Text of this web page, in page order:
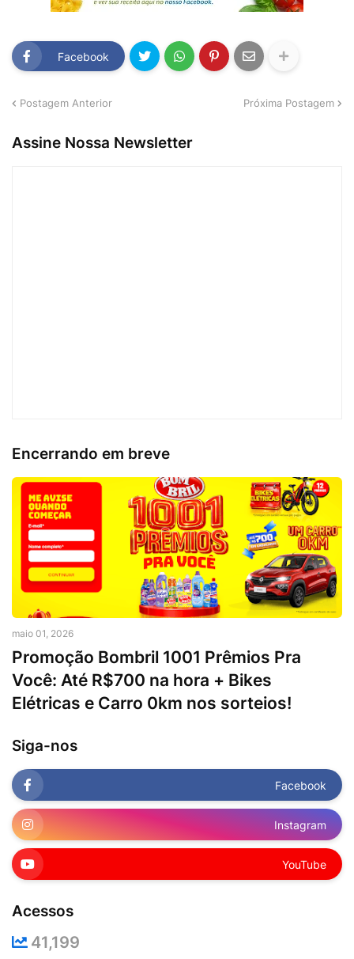
Facebook
Postagem Anterior Próxima Postagem
Assine Nossa Newsletter
Encerrando em breve
maio 01, 2026
Promoção Bombril 1001 Prêmios Pra
Você: Até R$700 na hora + Bikes
Elétricas e Carro 0km nos sorteios!
Siga-nos
Facebook
Instagram
YouTube
Acessos
41,199